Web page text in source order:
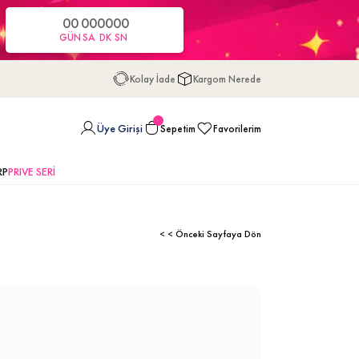
00
GÜN
00
SA
00
DK
00
SN
Kolay İade Kargom Nerede
Üye Girişi Sepetim Favorilerim
PRIVE SERİ
< < Önceki Sayfaya Dön